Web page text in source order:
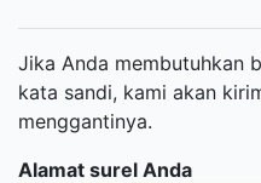
Jika Anda membutuhkan
kata sandi, kami akan
menggantinya.
Alamat surel Anda